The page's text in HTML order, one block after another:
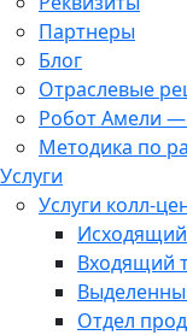
Партнеры
Блог
Отраслевые
Робот Амели —
Методика по
Услуги
Услуги колл-
Входящий
Отдел